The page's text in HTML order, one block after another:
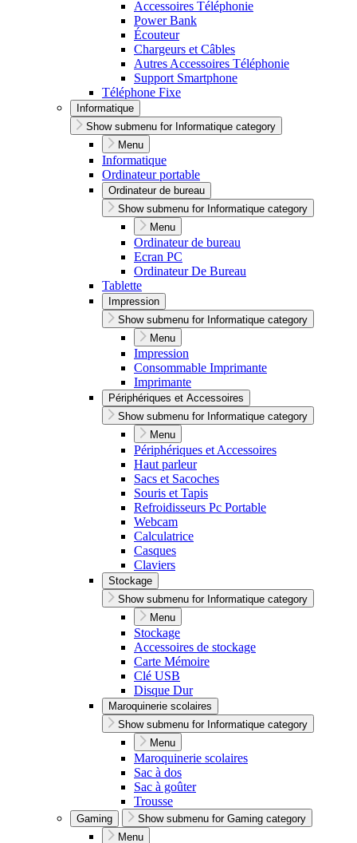
Accessoires Téléphonie
Power Bank
Écouteur
Chargeurs et Câbles
Autres Accessoires Téléphonie
Support Smartphone
Téléphone Fixe
Informatique
Show submenu for Informatique category
Menu
Informatique
Ordinateur portable
Ordinateur de bureau
Show submenu for Informatique category
Menu
Ordinateur de bureau
Ecran PC
Ordinateur De Bureau
Tablette
Impression
Show submenu for Informatique category
Menu
Impression
Consommable Imprimante
Imprimante
Périphériques et Accessoires
Show submenu for Informatique category
Menu
Périphériques et Accessoires
Haut parleur
Sacs et Sacoches
Souris et Tapis
Refroidisseurs Pc Portable
Webcam
Calculatrice
Casques
Claviers
Stockage
Show submenu for Informatique category
Menu
Stockage
Accessoires de stockage
Carte Mémoire
Clé USB
Disque Dur
Maroquinerie scolaires
Show submenu for Informatique category
Menu
Maroquinerie scolaires
Sac à dos
Sac à goûter
Trousse
Gaming
Show submenu for Gaming category
Menu